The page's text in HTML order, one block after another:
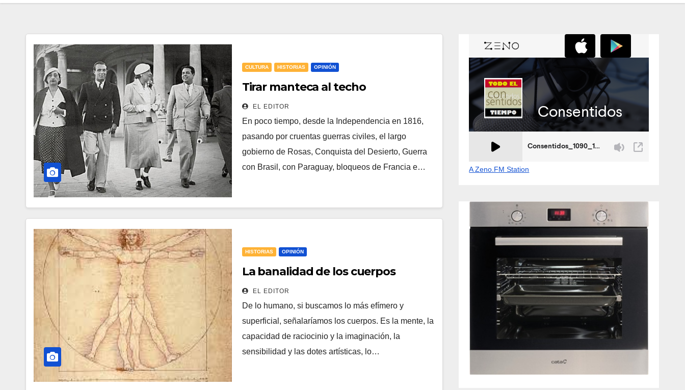
CULTURA HISTORIAS OPINIÓN
Tirar manteca al techo
EL EDITOR
En poco tiempo, desde la Independencia en 1816,
pasando por cruentas guerras civiles, el largo
gobierno de Rosas, Conquista del Desierto, Guerra
con Brasil, con Paraguay, bloqueos de Francia e…
HISTORIAS OPINIÓN
La banalidad de los cuerpos
EL EDITOR
De lo humano, si buscamos lo más efímero y
superficial, señalaríamos los cuerpos. Es la mente, la
capacidad de raciocinio y la imaginación, la
sensibilidad y las dotes artísticas, lo…
A Zeno.FM Station